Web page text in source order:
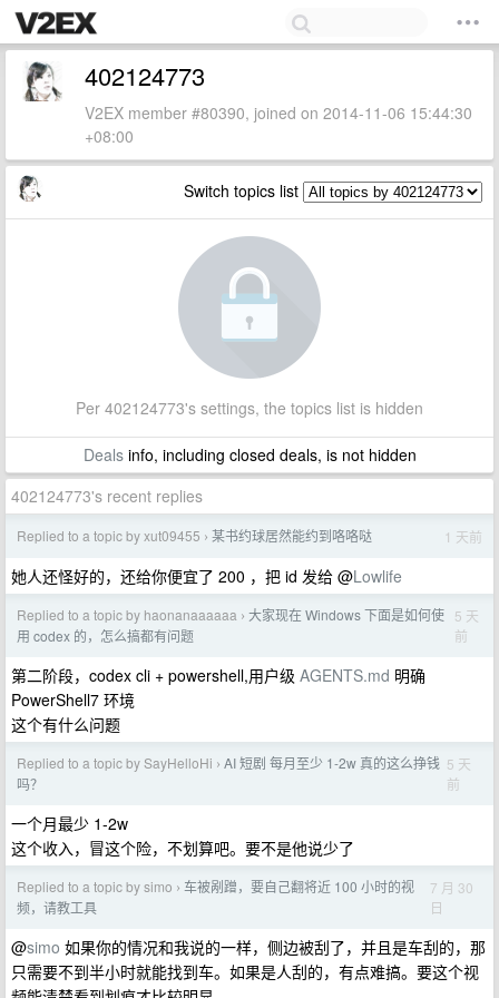
402124773
V2EX member #80390, joined on 2014-11-06 15:44:30
+08:00
Switch topics list
Per 402124773's settings, the topics list is hidden
Dealsinfo, including closed deals, is not hidden
402124773's recent replies
Replied to a topic by xut09455 › 某书约球居然能约到咯咯哒 1 天前
她人还怪好的，还给你便宜了 200 ，把 id 发给 @Lowlife
Replied to a topic by haonanaaaaaa › 大家现在 Windows 下面是如何使
用 codex 的，怎么搞都有问题
5 天
前
第二阶段，codex cli + powershell,用户级 AGENTS.md 明确
PowerShell7 环境
这个有什么问题
Replied to a topic by SayHelloHi › AI 短剧 每月至少 1-2w 真的这么挣钱
吗？
5 天
前
一个月最少 1-2w
这个收入，冒这个险，不划算吧。要不是他说少了
Replied to a topic by simo › 车被剐蹭，要自己翻将近 100 小时的视
频，请教工具
7 月 30
日
@simo 如果你的情况和我说的一样，侧边被刮了，并且是车刮的，那
只需要不到半小时就能找到车。如果是人刮的，有点难搞。要这个视